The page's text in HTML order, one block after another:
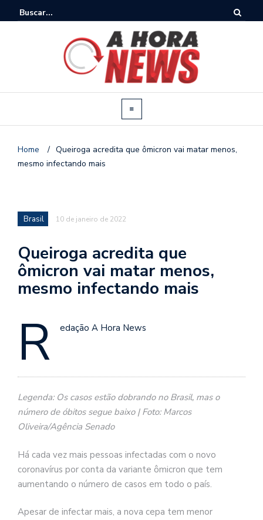
Home / Queiroga acredita que ômicron vai matar menos,
mesmo infectando mais
Brasil 10 de janeiro de 2022
Queiroga acredita que
ômicron vai matar menos,
mesmo infectando mais
R edação A Hora News
Legenda: Os casos estão dobrando no Brasil, mas o
número de óbitos segue baixo | Foto: Marcos
Oliveira/Agência Senado
Há cada vez mais pessoas infectadas com o novo
coronavírus por conta da variante ômicron que tem
aumentando o número de casos em todo o país.
Apesar de infectar mais, a nova cepa tem menor